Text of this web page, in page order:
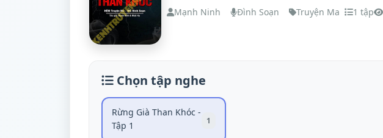
Mạnh Ninh Đình Soạn Truyện Ma 1 tập
Chọn tập nghe
Rừng Già Than Khóc -
Tập 1
1